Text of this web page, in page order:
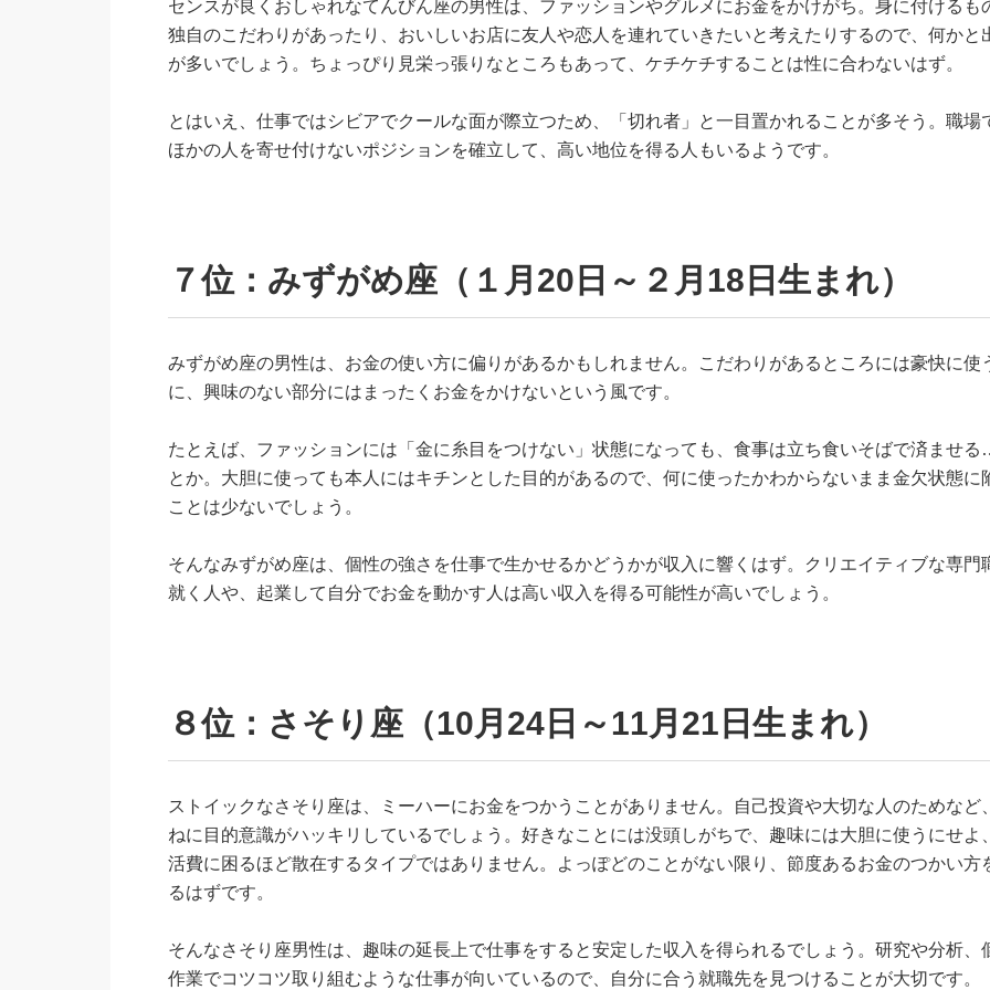
センスが良くおしゃれなてんびん座の男性は、ファッションやグルメにお金をかけがち。身に付けるも
独自のこだわりがあったり、おいしいお店に友人や恋人を連れていきたいと考えたりするので、何かと
が多いでしょう。ちょっぴり見栄っ張りなところもあって、ケチケチすることは性に合わないはず。
とはいえ、仕事ではシビアでクールな面が際立つため、「切れ者」と一目置かれることが多そう。職場
ほかの人を寄せ付けないポジションを確立して、高い地位を得る人もいるようです。
７位：みずがめ座（１月20日～２月18日生まれ）
みずがめ座の男性は、お金の使い方に偏りがあるかもしれません。こだわりがあるところには豪快に使
に、興味のない部分にはまったくお金をかけないという風です。
たとえば、ファッションには「金に糸目をつけない」状態になっても、食事は立ち食いそばで済ませ
とか。大胆に使っても本人にはキチンとした目的があるので、何に使ったかわからないまま金欠状態に
ことは少ないでしょう。
そんなみずがめ座は、個性の強さを仕事で生かせるかどうかが収入に響くはず。クリエイティブな専門
就く人や、起業して自分でお金を動かす人は高い収入を得る可能性が高いでしょう。
８位：さそり座（10月24日～11月21日生まれ）
ストイックなさそり座は、ミーハーにお金をつかうことがありません。自己投資や大切な人のためなど
ねに目的意識がハッキリしているでしょう。好きなことには没頭しがちで、趣味には大胆に使うにせよ
活費に困るほど散在するタイプではありません。よっぽどのことがない限り、節度あるお金のつかい方
るはずです。
そんなさそり座男性は、趣味の延長上で仕事をすると安定した収入を得られるでしょう。研究や分析、
作業でコツコツ取り組むような仕事が向いているので、自分に合う就職先を見つけることが大切です。